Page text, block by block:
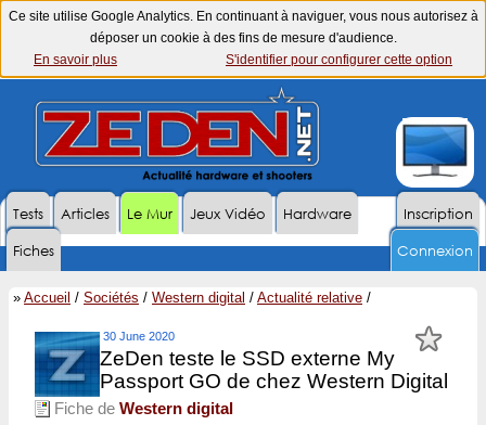
Ce site utilise Google Analytics. En continuant à naviguer, vous nous autorisez à
déposer un cookie à des fins de mesure d'audience.
En savoir plus
S'identifier pour configurer cette option
Inscription
Tests Articles Le Mur Jeux Vidéo
Hardware
Fiches
Connexion
» Accueil / Sociétés / Western digital / Actualité relative /
30 June 2020
ZeDen teste le SSD externe My
Passport GO de chez Western Digital
Fiche de Western digital